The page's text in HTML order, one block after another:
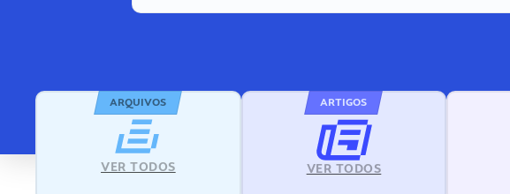
ARQUIVOS
VER TODOS
ARTIGOS
VER TODOS